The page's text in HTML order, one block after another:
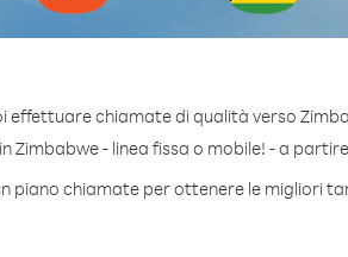
effettuare chiamate di qualità verso
Zimbabwe - linea fissa o mobile! - a
piano chiamate per ottenere le migliori